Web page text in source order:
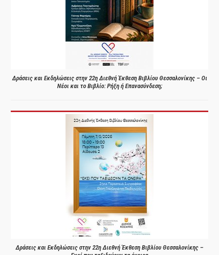
Δράσεις και Εκδηλώσεις στην 22η Διεθνή Έκθεση Βιβλίου Θεσσαλονίκης – Οι
Νέοι και το Βιβλίο: Ρήξη ή Επανασύνδεση;
Δράσεις και Εκδηλώσεις στην 22η Διεθνή Έκθεση Βιβλίου Θεσσαλονίκης –